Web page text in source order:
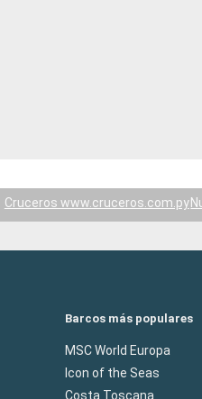
Cruceros www.cruceros.com.py
Barcos más populares
MSC World Europa
Icon of the Seas
Costa Toscana